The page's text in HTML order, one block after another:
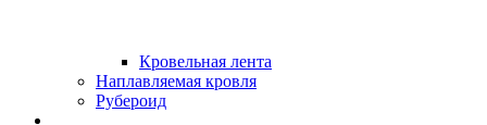
Кровельная лента
Наплавляемая кровля
Рубероид